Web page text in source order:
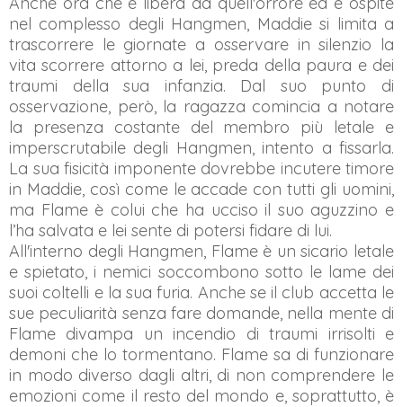
nel complesso degli Hangmen, Maddie si limita a
trascorrere le giornate a osservare in silenzio la
vita scorrere attorno a lei, preda della paura e dei
traumi della sua infanzia. Dal suo punto di
osservazione, però, la ragazza comincia a notare
la presenza costante del membro più letale e
imperscrutabile degli Hangmen, intento a fissarla.
La sua fisicità imponente dovrebbe incutere timore
in Maddie, così come le accade con tutti gli uomini,
ma Flame è colui che ha ucciso il suo aguzzino e
l’ha salvata e lei sente di potersi fidare di lui.
All'interno degli Hangmen, Flame è un sicario letale
e spietato, i nemici soccombono sotto le lame dei
suoi coltelli e la sua furia. Anche se il club accetta le
sue peculiarità senza fare domande, nella mente di
Flame divampa un incendio di traumi irrisolti e
demoni che lo tormentano. Flame sa di funzionare
in modo diverso dagli altri, di non comprendere le
emozioni come il resto del mondo e, soprattutto, è